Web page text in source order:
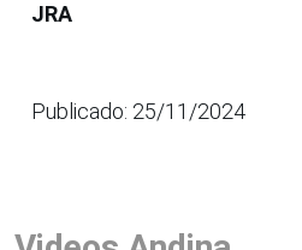
JRA
Publicado: 25/11/2024